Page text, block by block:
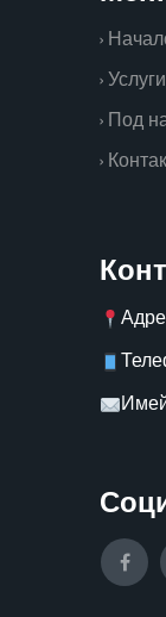
›
› Услуги
› Под
›